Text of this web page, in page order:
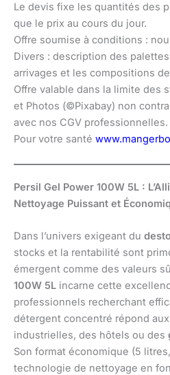
Le devis fixe les quantités des
que le prix au cours du jour.
Offre soumise à conditions :
Divers : description des
arrivages et les compositions
Offre valable dans la limite des
et Photos (©Pixabay) non
avec nos CGV professionnelles.
Pour votre santé
Persil Gel Power 100W 5L :
Nettoyage Puissant et
Dans l’univers exigeant du
stocks et la rentabilité sont
émergent comme des valeurs
100W 5L incarne cette
professionnels recherchant
détergent concentré répond
industrielles, des hôtels ou des
Son format économique (5
technologie de nettoyage en